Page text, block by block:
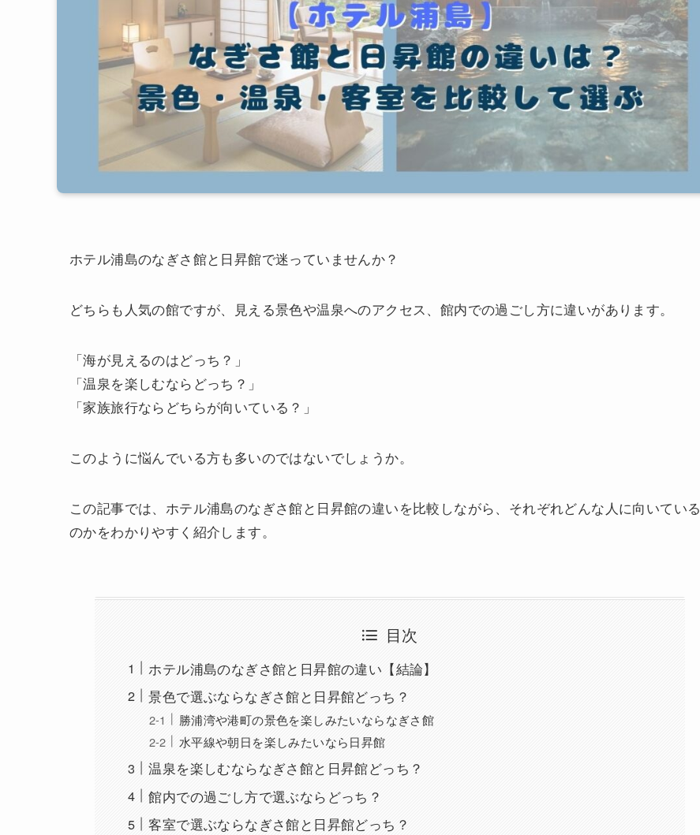
ホテル浦島のなぎさ館と日昇館で迷っていませんか？
どちらも人気の館ですが、見える景色や温泉へのアクセス、館内での過ごし方に違いがあります。
「海が見えるのはどっち？」
「温泉を楽しむならどっち？」
「家族旅行ならどちらが向いている？」
このように悩んでいる方も多いのではないでしょうか。
この記事では、ホテル浦島のなぎさ館と日昇館の違いを比較しながら、それぞれどんな人に向いている
のかをわかりやすく紹介します。
目次
ホテル浦島のなぎさ館と日昇館の違い【結論】
景色で選ぶならなぎさ館と日昇館どっち？
勝浦湾や港町の景色を楽しみたいならなぎさ館
水平線や朝日を楽しみたいなら日昇館
温泉を楽しむならなぎさ館と日昇館どっち？
館内での過ごし方で選ぶならどっち？
客室で選ぶならなぎさ館と日昇館どっち？